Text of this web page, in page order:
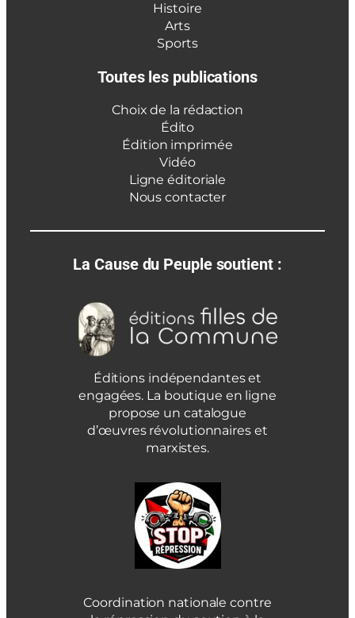
Histoire
Arts
Sports
Toutes les publications
Choix de la rédaction
Édito
Édition imprimée
Vidéo
Ligne éditoriale
Nous contacter
La Cause du Peuple soutient :
Éditions indépendantes et
engagées. La boutique en ligne
propose un catalogue
d’œuvres révolutionnaires et
marxistes.
Coordination nationale contre